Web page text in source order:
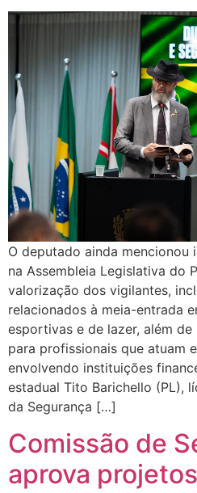
O deputado ainda mencionou
na Assembleia Legislativa do
valorização dos vigilantes,
relacionados à meia-entrada
esportivas e de lazer, além
para profissionais que atuam
envolvendo instituições
estadual Tito Barichello (PL),
da Segurança […]
Comissão de
aprova